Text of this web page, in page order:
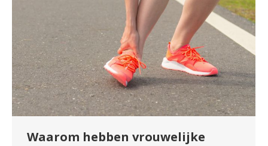
Waarom hebben vrouwelijke